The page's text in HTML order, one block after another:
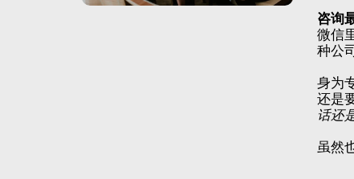
咨询
微信
种公
身为
还是
话还
虽然